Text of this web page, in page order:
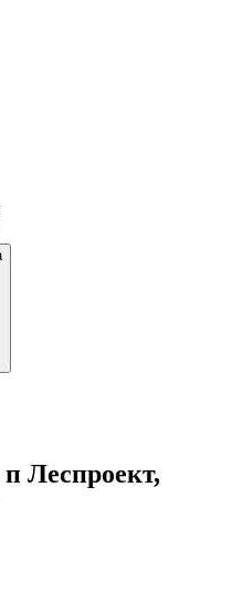
Леспроект,